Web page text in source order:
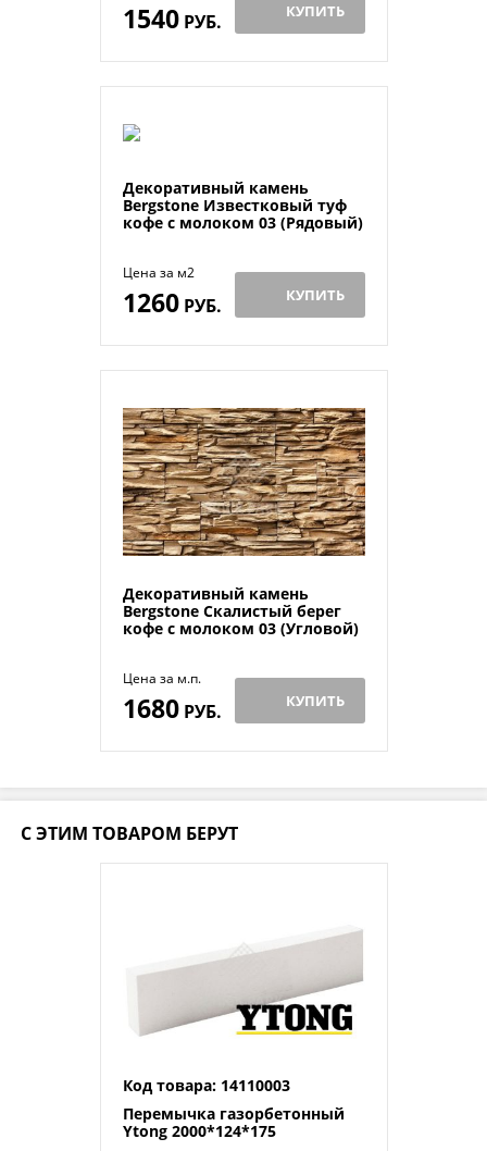
1540РУБ. КУПИТЬ
Декоративный камень
Bergstone Известковый туф
кофе с молоком 03 (Рядовый)
Цена за м2
1260РУБ. КУПИТЬ
Декоративный камень
Bergstone Скалистый берег
кофе с молоком 03 (Угловой)
Цена за м.п.
1680РУБ. КУПИТЬ
С ЭТИМ ТОВАРОМ БЕРУТ
Код товара: 14110003
Перемычка газорбетонный
Ytong 2000*124*175